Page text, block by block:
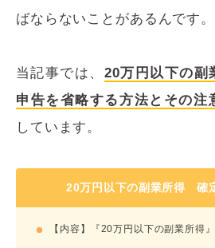
ばならないことがあるんです。
当記事では、 20万円以下の副
申告を省略する方法とその注
しています。
20万円以下の副業所得 確
【内容】『20万円以下の副業所得